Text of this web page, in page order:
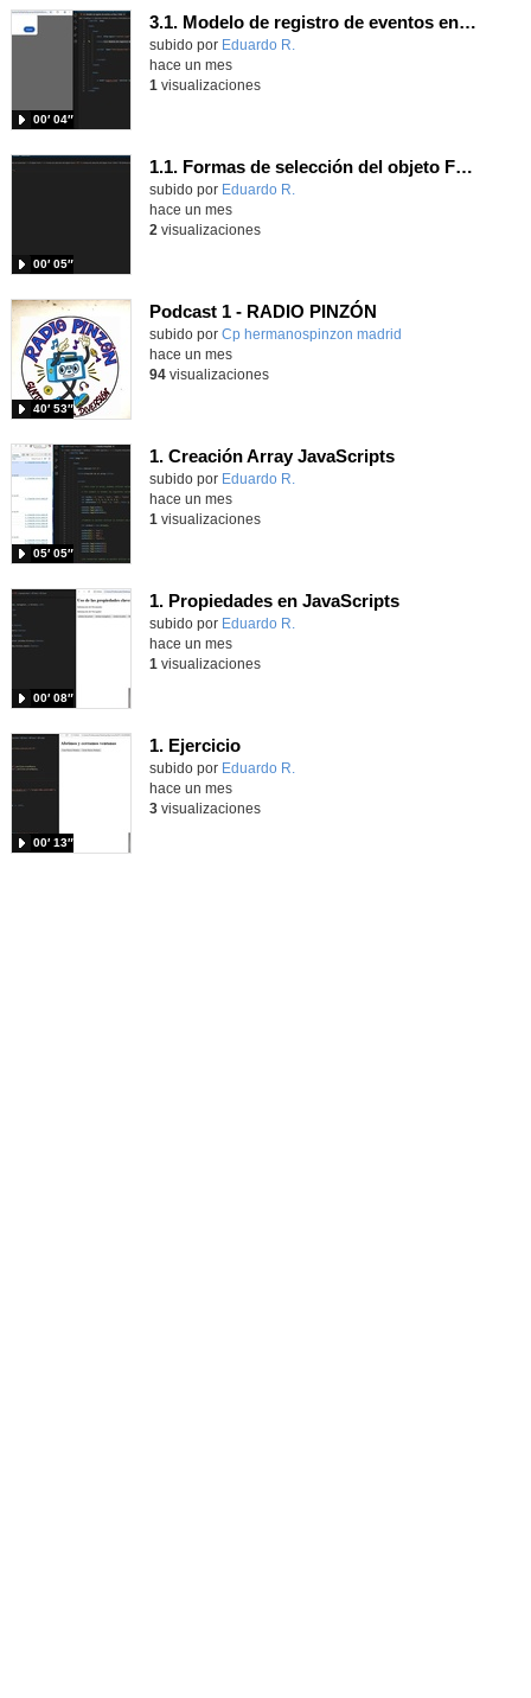
3.1. Modelo de registro de eventos en línea 1.
Contenido educativo.
subido por Eduardo R.
00′ 04″
hace un mes
1 visualizaciones
1.1. Formas de selección del objeto Form 1.
Contenido educativo.
subido por Eduardo R.
00′ 05″
hace un mes
2 visualizaciones
Podcast 1 - RADIO PINZÓN
Contenido educativo.
subido por Cp hermanospinzon madrid
40′ 53″
hace un mes
94visualizaciones
1. Creación Array JavaScripts
Contenido educativo.
subido por Eduardo R.
05′ 05″
hace un mes
1 visualizaciones
1. Propiedades en JavaScripts
Contenido educativo.
subido por Eduardo R.
00′ 08″
hace un mes
1 visualizaciones
1. Ejercicio
Contenido educativo.
subido por Eduardo R.
00′ 13″
hace un mes
3visualizaciones